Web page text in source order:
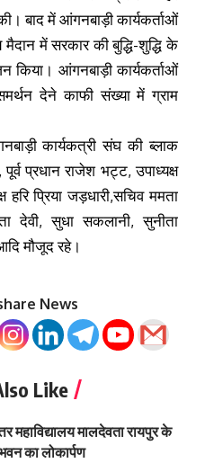
बाद में आंगनबाड़ी कार्यकर्ताओं
में सरकार की बुद्धि-शुद्धि के
किया। आंगनबाड़ी कार्यकर्ताओं
देने काफी संख्या में ग्राम
कार्यकत्री संघ की ब्लाक
पूर्व प्रधान राजेश भट्ट, उपाध्यक्ष
हरि प्रिया जड़धारी,सचिव ममता
देवी, सुधा सकलानी, सुनीता
मौजूद रहे।
News
Like
महाविद्यालय मालदेवता रायपुर के
का लोकार्पण